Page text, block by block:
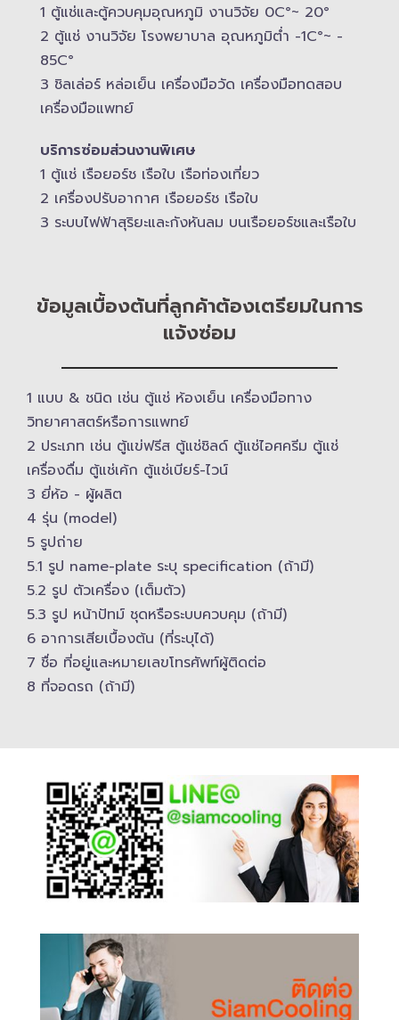
1 ตู้แช่และตู้ควบคุม​อุณหภูมิ​ งานวิจัย 0C°~ 20°
2 ตู้แช่ งานวิจัย โรงพยาบาล อุณหภูมิ​ต่ำ -​1C°~ -​
85C°
3 ชิลเล่อร์ หล่อเย็น เครื่องมือวัด เครื่องมือทดสอบ
เครื่องมือแพทย์
บริการซ่อมส่วนงานพิเศษ
1 ตู้แช่ เรือยอร์ช เรือใบ เรือท่องเที่ยว
2 เครื่องปรับอากาศ เรือยอร์ช เรือใบ
3 ระบบไฟฟ้าสุริยะและกังหันลม บนเรือยอร์ช​และเรือใบ
ข้อมูลเบื้องต้นที่ลูกค้าต้องเตรียมในการ
แจ้งซ่อม
1 แบบ & ​ชนิด เช่น ตู้แช่ ห้องเย็น เครื่องมือทาง
วิทยาศาสตร์​หรือการแพทย์
2 ประเภท เช่น ตู้แข่ฟรีส ตู้แช่ชิลด์ ตู้แช่ไอศครีม ตู้แช่
เครื่องดื่ม ตู้แช่เค้ก ตู้แช่เบียร์-ไวน์
3 ยี่ห้อ -​ ผู้ผลิต
4 รุ่น (model)
5 รูปถ่าย
5.1 รูป name-plate ระบุ specification (ถ้ามี)
5.2 รูป ตัวเครื่อง (เต็มตัว)
5.3 รูป หน้าปัทม์ ชุดหรือระบบควบคุม (ถ้ามี)​
6 อาการเสียเบื้องต้น (ที่ระบุได้)
7 ชื่อ ที่อยู่และ​หมายเลขโทรศัพท์​ผู้ติดต่อ
8 ที่จอดรถ (ถ้ามี)​